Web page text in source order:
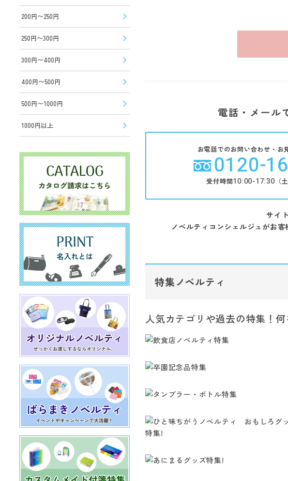
200円〜250円
250円〜300円
300円〜400円
400円〜500円
500円〜1000円
1000円以上
電話・メール
お電話でのお問い合わせ・お
0120-
受付時間10:00-17:30 （
サイ
ノベルティコンシェルジュがお
特集ノベルティ
人気カテゴリや過去の特集！